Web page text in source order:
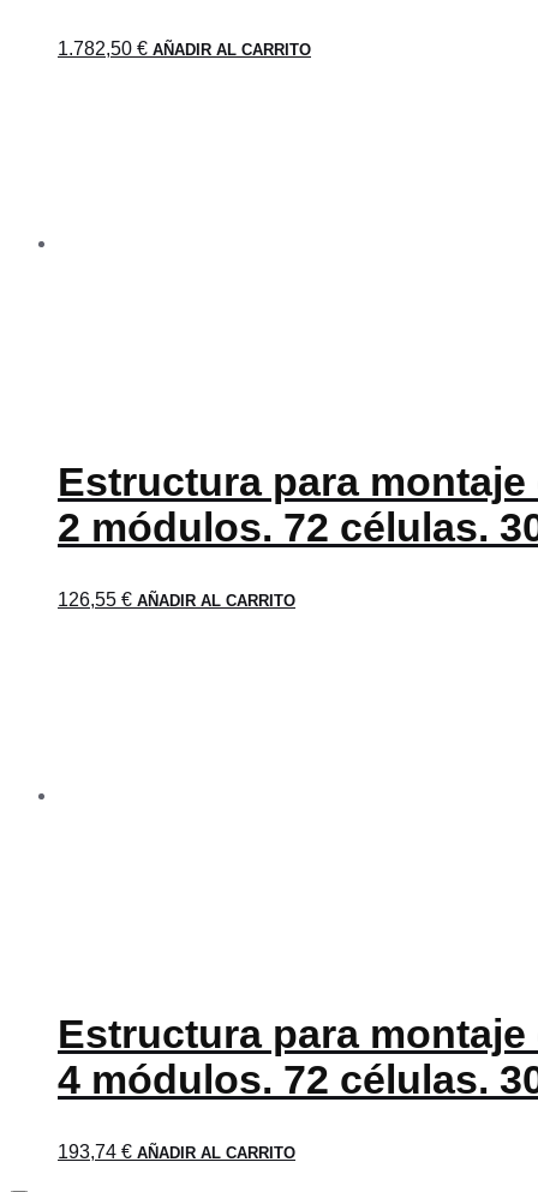
1.782,50 € AÑADIR AL CARRITO
Estructura para
2 módulos. 72 células.
126,55 € AÑADIR AL CARRITO
Estructura para
4 módulos. 72 células.
193,74 € AÑADIR AL CARRITO